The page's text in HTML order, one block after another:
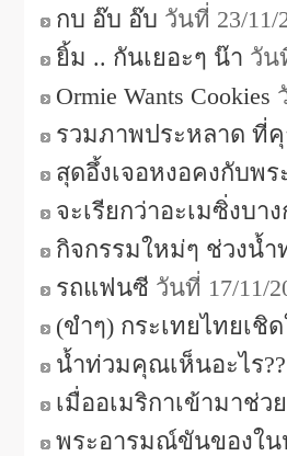
กบ อ๊บ อ๊บ วันที่ 23/11/
ยิ้ม .. กันเยอะๆ น๊า วัน
Ormie Wants Cookies
รวมภาพประหลาด ที่
สุดอึ้งเจอหงอคงกับพร
จะเรียกว่าอะเมซิ่งบ
กิจกรรมใหม่ๆ ช่วงน้ำ
รถแฟนซี วันที่ 17/11/
(ขำๆ) กระเทยไทยเชิ
น้ำท่วมคุณเห็นอะไร
เมื่ออเมริกาเข้ามาช่ว
พระอารมณ์ขันของใน